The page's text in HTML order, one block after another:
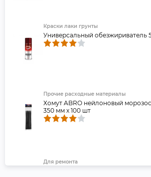
Краски лаки грунты
Универсальный обезжириватель
Прочие расходные материалы
Хомут ABRO нейлоновый
350 мм х 100 шт
Для ремонта